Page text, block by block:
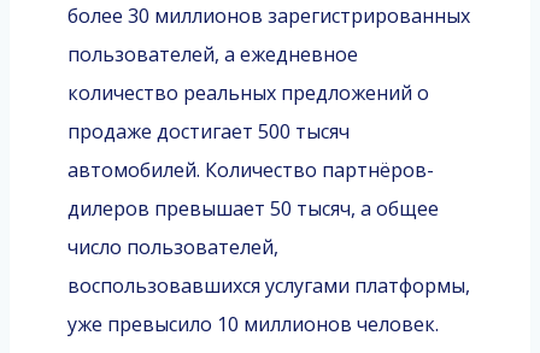
более 30 миллионов зарегистрированных
пользователей, а ежедневное
количество реальных предложений о
продаже достигает 500 тысяч
автомобилей. Количество партнёров-
дилеров превышает 50 тысяч, а общее
число пользователей,
воспользовавшихся услугами платформы,
уже превысило 10 миллионов человек.